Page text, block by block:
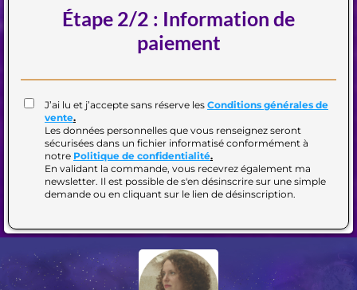
Étape 2/2 : Information de
paiement
J’ai lu et j’accepte sans réserve les Conditions générales de
vente.
Les données personnelles que vous renseignez seront
sécurisées dans un fichier informatisé conformément à
notre Politique de confidentialité.
En validant la commande, vous recevrez également ma
newsletter. Il est possible de s'en désinscrire sur une simple
demande ou en cliquant sur le lien de désinscription.